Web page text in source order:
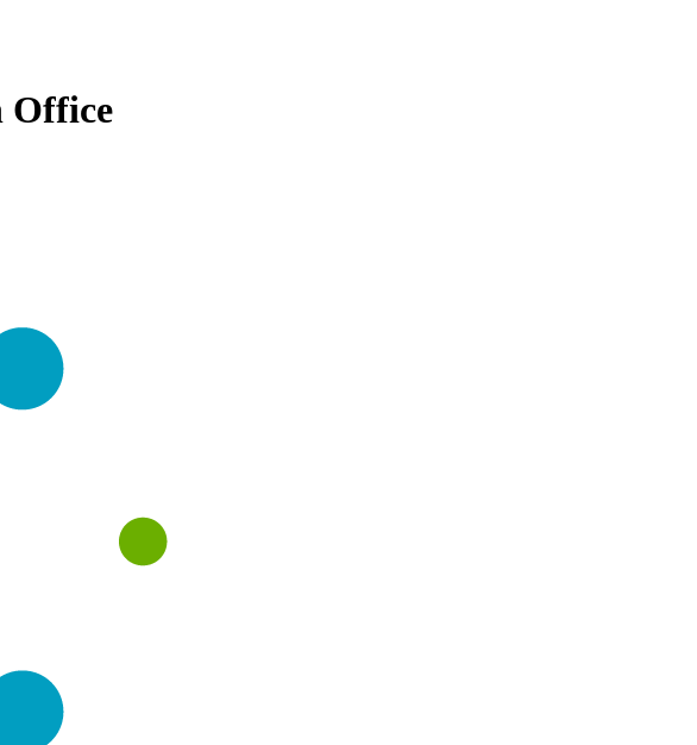
Office